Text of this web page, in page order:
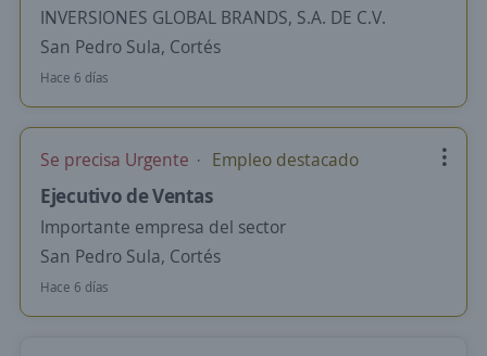
INVERSIONES GLOBAL BRANDS, S.A. DE C.V.
San Pedro Sula, Cortés
Hace 6 días
Se precisa Urgente Empleo destacado
Ejecutivo de Ventas
Importante empresa del sector
San Pedro Sula, Cortés
Hace 6 días